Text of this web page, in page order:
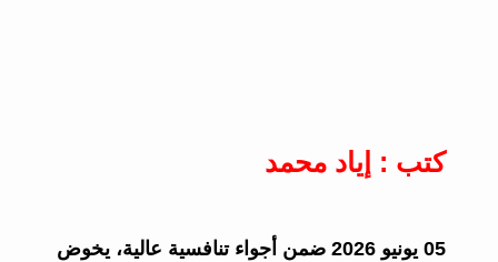
كتب : إياد محمد
05 يونيو 2026 ضمن أجواء تنافسية عالية، يخوض